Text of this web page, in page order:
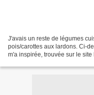
J'avais un reste de légumes
pois/carottes aux lardons. Ci-
m'a inspirée, trouvée sur le site